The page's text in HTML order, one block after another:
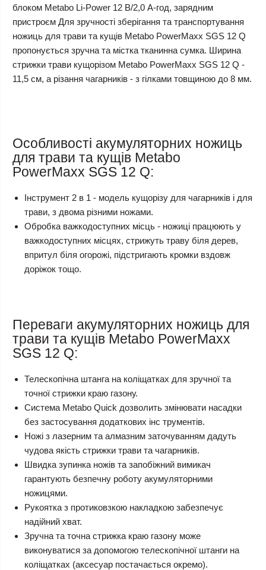
блоком Metabo Li-Power 12 В/2,0 А-год, зарядним
пристроєм Для зручності зберігання та транспортування
ножиць для трави та кущів Metabo PowerMaxx SGS 12 Q
пропонується зручна та містка тканинна сумка. Ширина
стрижки трави кущорізом Metabo PowerMaxx SGS 12 Q -
11,5 см, а різання чагарників - з гілками товщиною до 8 мм.
Особливості акумуляторних ножиць
для трави та кущів Metabo
PowerMaxx SGS 12 Q:
Інструмент 2 в 1 - модель кущорізу для чагарників і для
трави, з двома різними ножами.
Обробка важкодоступних місць - ножиці працюють у
важкодоступних місцях, стрижуть траву біля дерев,
впритул біля огорожі, підстригають кромки вздовж
доріжок тощо.
Переваги акумуляторних ножиць для
трави та кущів Metabo PowerMaxx
SGS 12 Q:
Телескопічна штанга на коліщатках для зручної та
точної стрижки краю газону.
Система Metabo Quick дозволить змінювати насадки
без застосування додаткових інс трументів.
Ножі з лазерним та алмазним заточуванням дадуть
чудова якість стрижки трави та чагарників.
Швидка зупинка ножів та запобіжний вимикач
гарантують безпечну роботу акумуляторними
ножицями.
Рукоятка з протиковзкою накладкою забезпечує
надійний хват.
Зручна та точна стрижка краю газону може
виконуватися за допомогою телескопічної штанги на
коліщатках (аксесуар постачається окремо).